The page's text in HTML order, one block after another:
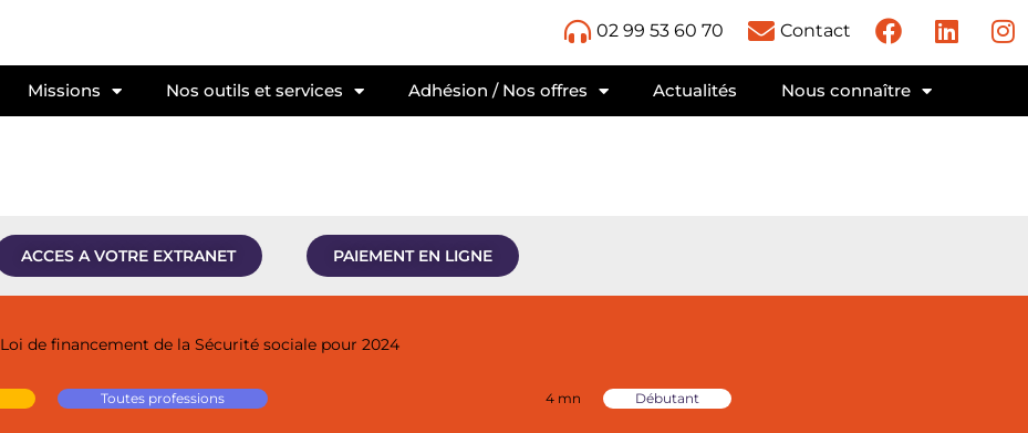
02 99 53 60 70 Contact
Missions Nos outils et services Adhésion / Nos offres Actualités Nous connaître
ACCES A VOTRE EXTRANET PAIEMENT EN LIGNE
Loi de financement de la Sécurité sociale pour 2024
Toutes professions 4 mn Débutant